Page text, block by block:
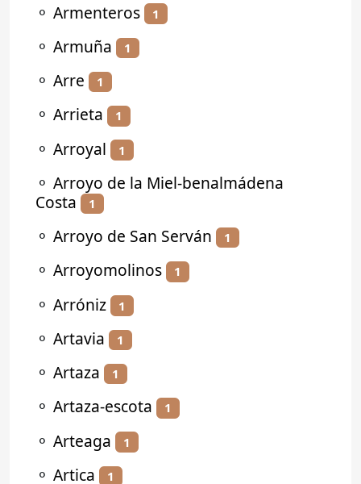
⚬ Armenteros 1
⚬ Armuña 1
⚬ Arre 1
⚬ Arrieta 1
⚬ Arroyal 1
⚬ Arroyo de la Miel-benalmádena
Costa
1
⚬ Arroyo de San Serván 1
⚬ Arroyomolinos 1
⚬ Arróniz 1
⚬ Artavia 1
⚬ Artaza 1
⚬ Artaza-escota 1
⚬ Arteaga 1
⚬ Artica 1